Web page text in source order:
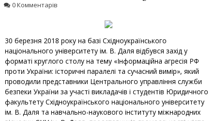
0 Комментарів
30 березня 2018 року на базі Східноукраїнського
національного університету ім. В. Даля відбувся захід у
форматі круглого столу на тему «Інформаційна агресія РФ
проти України: історичні паралелі та сучасний вимір», який
проводили представники Центрального управління служби
безпеки України за участі викладачів і студентів Юридичного
факультету Східноукраїнського національного університету
ім. В. Даля та навчально-наукового інституту міжнародних